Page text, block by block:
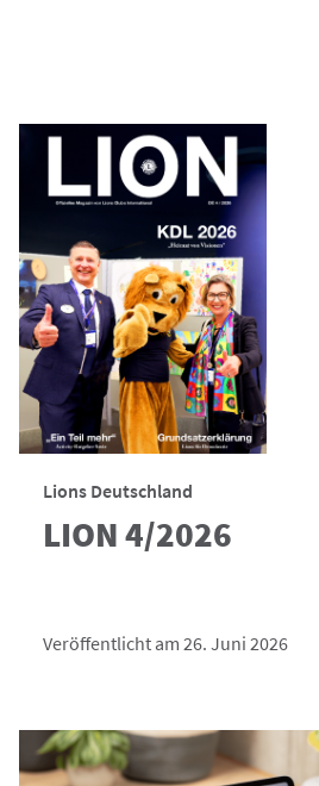
Lions Deutschland
LION 4/2026
Veröffentlicht am 26. Juni 2026